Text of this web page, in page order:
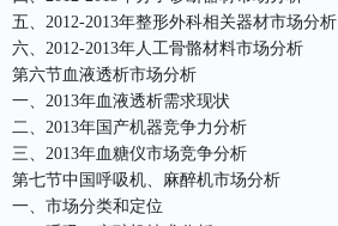
五、2012-2013年整形外科相关器材市场分析
六、2012-2013年人工骨骼材料市场分析
第六节血液透析市场分析
一、2013年血液透析需求现状
二、2013年国产机器竞争力分析
三、2013年血糖仪市场竞争分析
第七节中国呼吸机、麻醉机市场分析
一、市场分类和定位